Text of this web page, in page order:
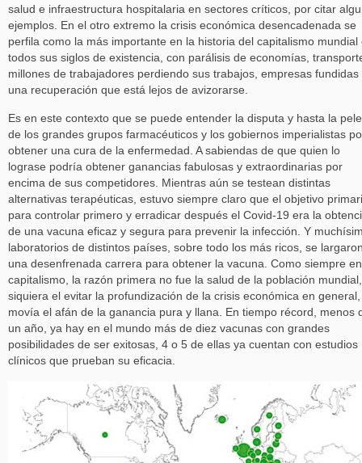
salud e infraestructura hospitalaria en sectores críticos, por citar
ejemplos. En el otro extremo la crisis económica desencadenada se
perfila como la más importante en la historia del capitalismo mundial
todos sus siglos de existencia, con parálisis de economías,
millones de trabajadores perdiendo sus trabajos, empresas fundidas
una recuperación que está lejos de avizorarse.
Es en este contexto que se puede entender la disputa y hasta la
de los grandes grupos farmacéuticos y los gobiernos imperialistas
obtener una cura de la enfermedad. A sabiendas de que quien lo
lograse podría obtener ganancias fabulosas y extraordinarias por
encima de sus competidores. Mientras aún se testean distintas
alternativas terapéuticas, estuvo siempre claro que el objetivo
para controlar primero y erradicar después el Covid-19 era la
de una vacuna eficaz y segura para prevenir la infección. Y
laboratorios de distintos países, sobre todo los más ricos, se
una desenfrenada carrera para obtener la vacuna. Como siempre
capitalismo, la razón primera no fue la salud de la población
siquiera el evitar la profundización de la crisis económica en
movía el afán de la ganancia pura y llana. En tiempo récord, menos
un año, ya hay en el mundo más de diez vacunas con grandes
posibilidades de ser exitosas, 4 o 5 de ellas ya cuentan con estudios
clínicos que prueban su eficacia.